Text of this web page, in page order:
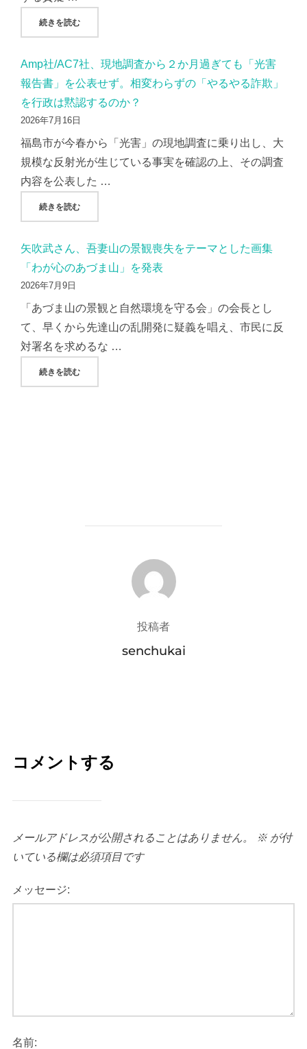
続きを読む"東邦銀行、株主総会での質疑応答を「隠蔽」？録画映像か
Amp社/AC7社、現地調査から２か月過ぎても「光害
報告書」を公表せず。相変わらずの「やるやる詐欺」
を行政は黙認するのか？
2026年7月16日
福島市が今春から「光害」の現地調査に乗り出し、大
規模な反射光が生じている事実を確認の上、その調査
内容を公表した …
続きを読む"AMP社/AC7社、現地調査から２か月過ぎても「光害報告
矢吹武さん、吾妻山の景観喪失をテーマとした画集
「わが心のあづま山」を発表
2026年7月9日
「あづま山の景観と自然環境を守る会」の会長とし
て、早くから先達山の乱開発に疑義を唱え、市民に反
対署名を求めるな …
続きを読む"矢吹武さん、吾妻山の景観喪失をテーマとした画集「わが
投稿者
投稿者
senchukai
コメントする
メールアドレスが公開されることはありません。 ※が付
いている欄は必須項目です
メッセージ:
名前: